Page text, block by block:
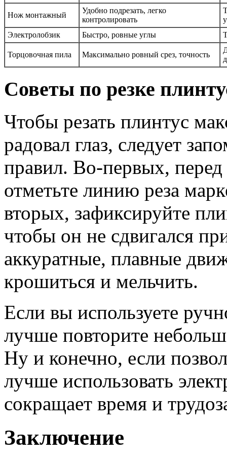
Нож монтажный
Удобно подрезать, легко
контролировать
Электролобзик
Быстро, ровные углы
Торцовочная пила Максимально ровный срез, точность
Советы по резке
Чтобы резать плинтус
радовал глаз, следует
правил. Во-первых, перед
отметьте линию реза
вторых, зафиксируйте
чтобы он не сдвигался
аккуратные, плавные
крошиться и мельчить.
Если вы используете
лучше повторите
Ну и конечно, если
лучше использовать
сокращает время и
Заключение